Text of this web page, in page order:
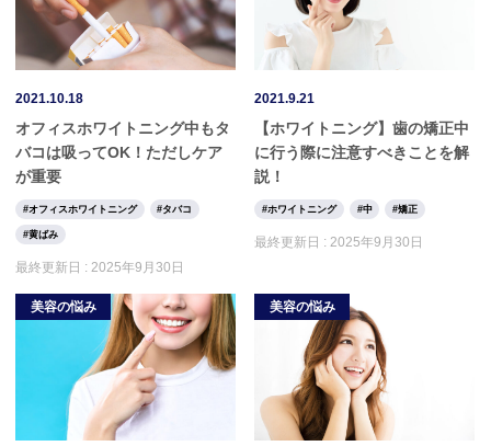
2021.10.18
オフィスホワイトニング中もタ
バコは吸ってOK！ただしケア
が重要
オフィスホワイトニング タバコ
黄ばみ
最終更新日 : 2025年9月30日
2021.9.21
【ホワイトニング】歯の矯正中
に行う際に注意すべきことを解
説！
ホワイトニング 中 矯正
最終更新日 :2025年9月30日
美容の悩み 美容の悩み